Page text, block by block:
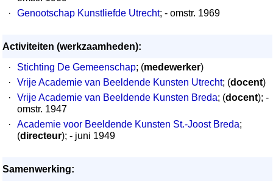
·
Genootschap Kunstliefde Utrecht; - omstr. 1969
Activiteiten (werkzaamheden):
·
Stichting De Gemeenschap; (medewerker)
·
Vrije Academie van Beeldende Kunsten Utrecht; (docent)
·
Vrije Academie van Beeldende Kunsten Breda; (docent); -
omstr. 1947
·
Academie voor Beeldende Kunsten St.-Joost Breda;
(directeur); - juni 1949
Samenwerking: